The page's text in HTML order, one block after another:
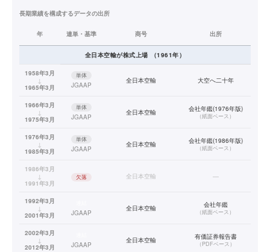
長期業績を構成するデータの出所
年 連単・基準 商号 出所
全日本空輸が株式上場 （1961年）
1958年3月
↓
1965年3月
単体
JGAAP
全日本空輸 大空へ二十年
1966年3月
↓
1975年3月
単体
JGAAP
全日本空輸 会社年鑑(1976年版)
（紙面ベース）
1976年3月
↓
1985年3月
単体
JGAAP
全日本空輸 会社年鑑(1986年版)
（紙面ベース）
1986年3月
↓
1991年3月
欠落 全日本空輸 —
1992年3月
↓
2001年3月
JGAAP
全日本空輸 会社年鑑
（紙面ベース）
2002年3月
↓
2012年3月
JGAAP
全日本空輸 有価証券報告書
（PDFベース）